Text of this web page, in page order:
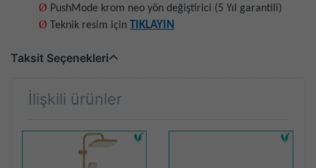
Ø PushMode krom neo yön değiştirici (5 Yıl garantili)
Ø Teknik resim için TIKLAYIN
Taksit Seçenekleri
İlişkili ürünler